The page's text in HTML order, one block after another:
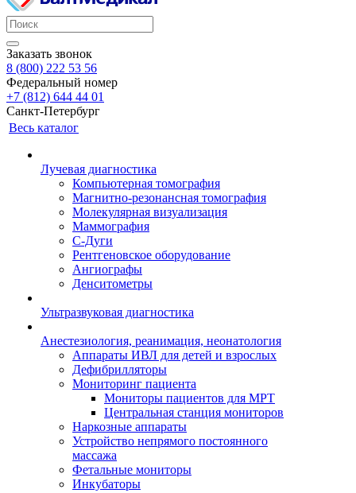
Заказать звонок
8 (800) 222 53 56
Федеральный номер
+7 (812) 644 44 01
Санкт-Петербург
Весь каталог
Лучевая диагностика
Компьютерная томография
Магнитно-резонансная томография
Молекулярная визуализация
Маммография
С-Дуги
Рентгеновское оборудование
Ангиографы
Денситометры
Ультразвуковая диагностика
Анестезиология, реанимация, неонатология
Аппараты ИВЛ для детей и взрослых
Дефибрилляторы
Мониторинг пациента
Мониторы пациентов для МРТ
Центральная станция мониторов
Наркозные аппараты
Устройство непрямого постоянного
массажа
Фетальные мониторы
Инкубаторы